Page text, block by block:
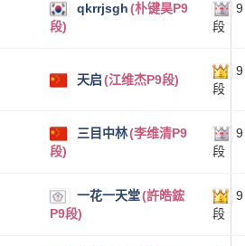
qkrrjsgh(朴键昊P9
段)
9
段
天启(江维杰P9段)
9
段
三目中林(李维清P9
段)
9
段
一花一天堂(許皓鋐
P9段)
9
段